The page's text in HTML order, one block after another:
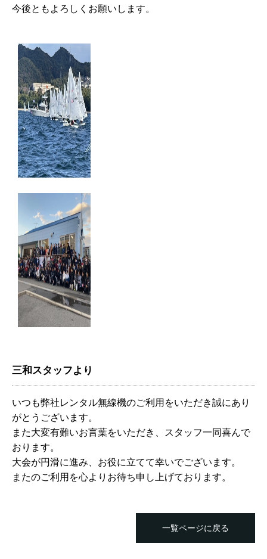
今後ともよろしくお願いします。
三和スタッフより
いつも弊社レンタル無線機のご利用をいただき誠にあり
がとうございます。
また大変有難いお言葉をいただき、スタッフ一同喜んで
おります。
大会が円滑に進み、お役に立てて幸いでございます。
またのご利用を心よりお待ち申し上げております。
一覧ページに戻る